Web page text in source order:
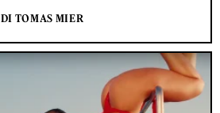
DI TOMAS MIER